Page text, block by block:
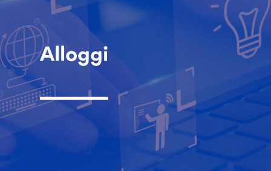
Alloggi